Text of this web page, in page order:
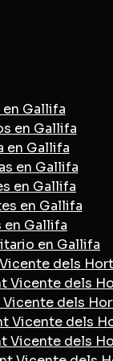
en Gallifa
en Gallifa
en Gallifa
en Gallifa
en Gallifa
en Gallifa
en Gallifa
en Gallifa
dels
Vicente dels
Vicente dels
Vicente dels
Vicente dels